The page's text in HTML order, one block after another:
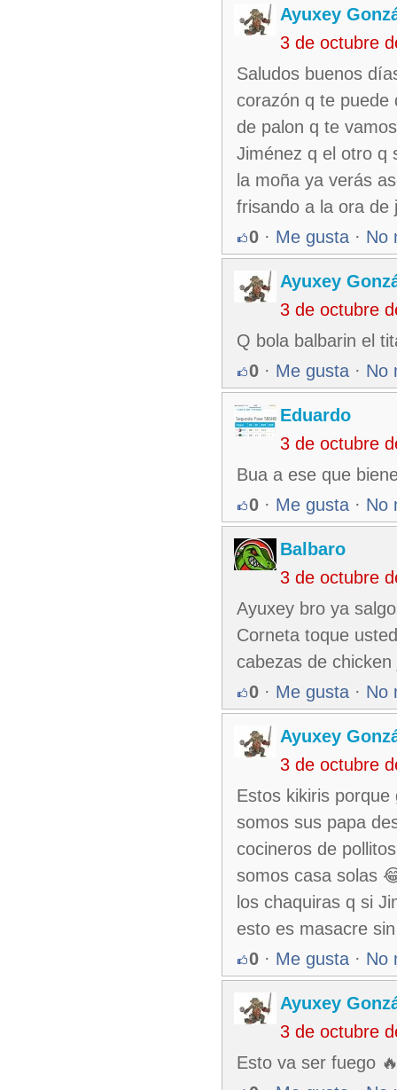
Ayuxey
3 de octubre
Saludos buenos
corazón q te puede
de palon q te
Jiménez q el otro q
la moña ya verás
frisando a la ora de
0 · Me gusta · No
Ayuxey
3 de octubre
Q bola balbarin el
0 · Me gusta · No
Eduardo
3 de octubre
Bua a ese que
0 · Me gusta · No
Balbaro
3 de octubre
Ayuxey bro ya
Corneta toque
cabezas de chicken
0 · Me gusta · No
Ayuxey
3 de octubre
Estos kikiris
somos sus papa
cocineros de
somos casa solas
los chaquiras q si
esto es masacre
0 · Me gusta · No
Ayuxey
3 de octubre
Esto va ser fuego